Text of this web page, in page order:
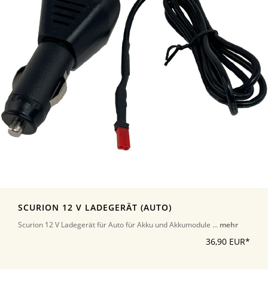
SCURION 12 V LADEGERÄT (AUTO)
Scurion 12 V Ladegerät für Auto für Akku und Akkumodule ... mehr
36,90 EUR*